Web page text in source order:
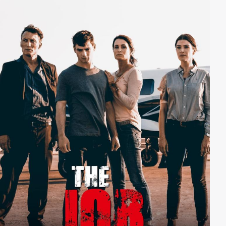
sich die Reise in die Vergangenheit gelohnt.